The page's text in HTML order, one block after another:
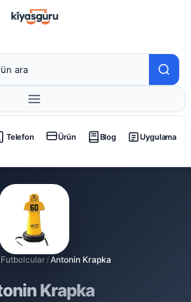
Telefon Ürün Blog Uygulama
Futbolcular /Antonin Krapka
Krapka